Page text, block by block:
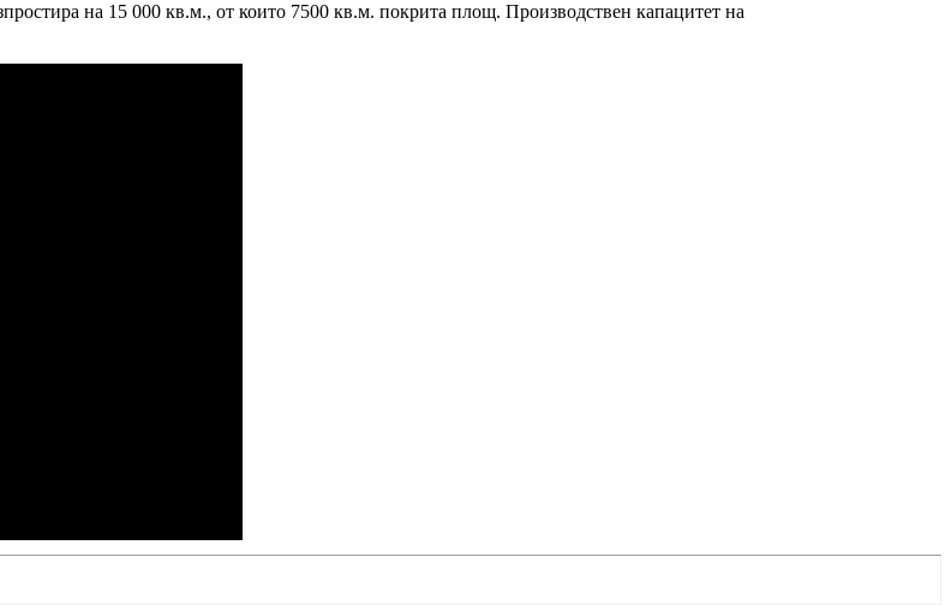
на 15 000 кв.м., от които 7500 кв.м. покрита площ. Производствен капацитет на